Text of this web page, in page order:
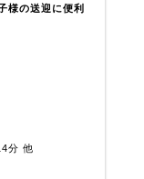
様の送迎に便利
分 他